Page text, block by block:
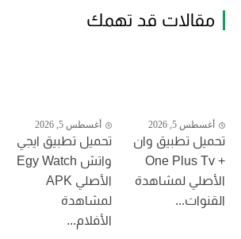
مقالات قد تهمك
أغسطس 5, 2026
تحميل تطبيق وان
+ One Plus Tv
الأصلي لمشاهدة
القنوات...
أغسطس 5, 2026
تحميل تطبيق ايجي
واتش Egy Watch
الأصلي APK
لمشاهدة
الأفلام...